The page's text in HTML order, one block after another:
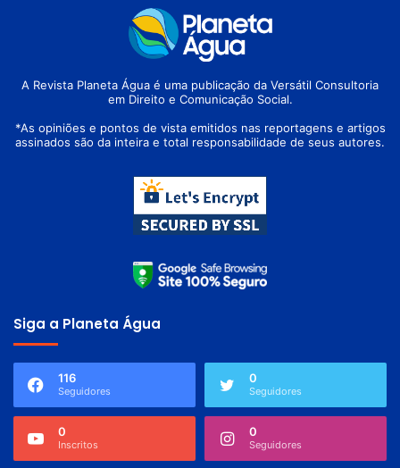
A Revista Planeta Água é uma publicação da Versátil Consultoria
em Direito e Comunicação Social.
*As opiniões e pontos de vista emitidos nas reportagens e artigos
assinados são da inteira e total responsabilidade de seus autores.
Siga a Planeta Água
116
Seguidores
0
Seguidores
0
Inscritos
0
Seguidores